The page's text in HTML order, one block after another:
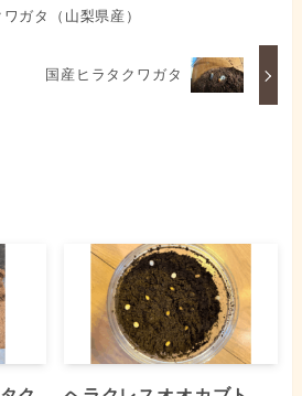
ガタ（山梨県産）
国産ヒラタクワガタ